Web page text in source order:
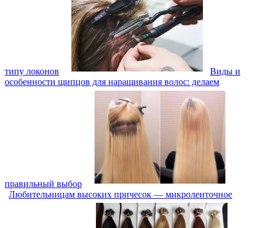
типу локонов
Виды и
особенности щипцов для наращивания волос: делаем
правильный выбор
Любительницам высоких причесок — микроленточное